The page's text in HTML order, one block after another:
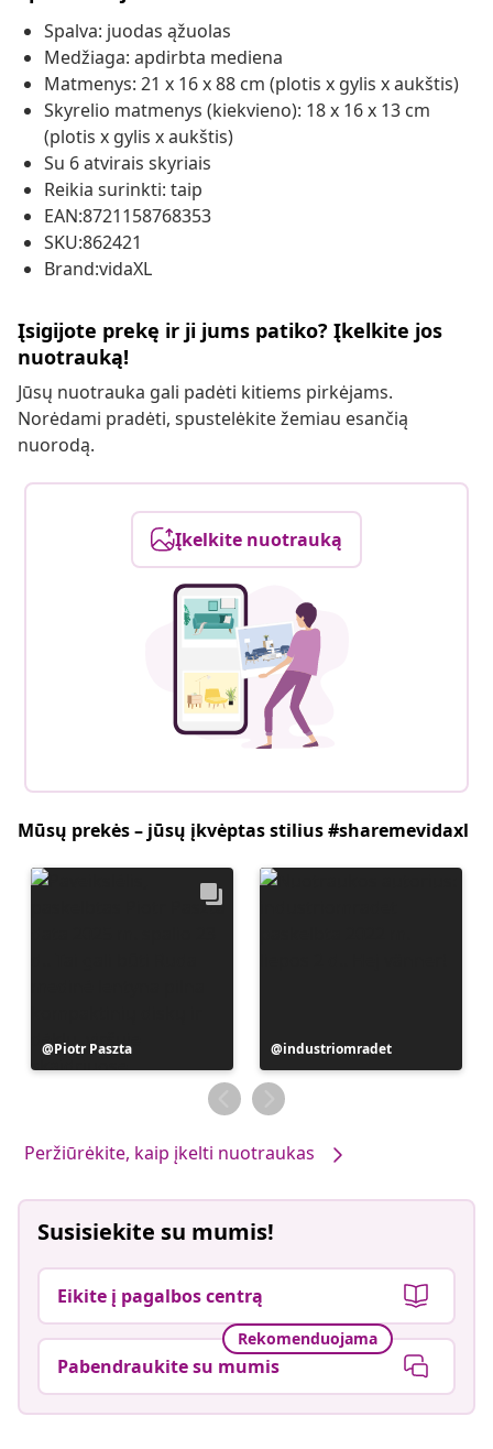
Spalva: juodas ąžuolas
Medžiaga: apdirbta mediena
Matmenys: 21 x 16 x 88 cm (plotis x gylis x aukštis)
Skyrelio matmenys (kiekvieno): 18 x 16 x 13 cm
(plotis x gylis x aukštis)
Su 6 atvirais skyriais
Reikia surinkti: taip
EAN:8721158768353
SKU:862421
Brand:vidaXL
Įsigijote prekę ir ji jums patiko? Įkelkite jos
nuotrauką!
Jūsų nuotrauka gali padėti kitiems pirkėjams.
Norėdami pradėti, spustelėkite žemiau esančią
nuorodą.
Įkelkite nuotrauką
Mūsų prekės – jūsų įkvėptas stilius #sharemevidaxl
Įrašą
paskelbė
Piotr Paszta
Įrašą
paskelbė
industriomradet
Peržiūrėkite, kaip įkelti nuotraukas
Susisiekite su mumis!
Eikite į pagalbos centrą
Rekomenduojama
Pabendraukite su mumis